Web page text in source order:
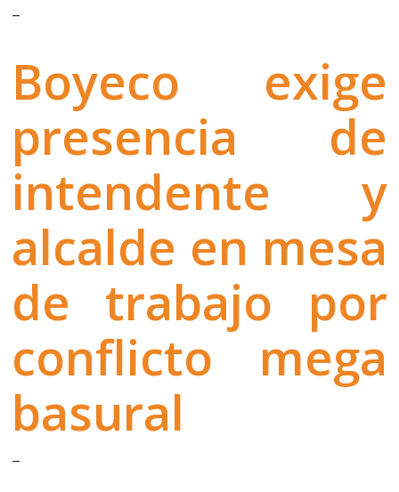
–
Boyeco exige
presencia de
intendente y
alcalde en mesa
de trabajo por
conflicto mega
basural
–